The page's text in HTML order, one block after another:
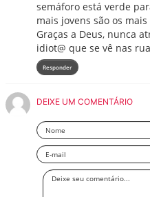
semáforo está verde
mais jovens são os
Graças a Deus, nunca
idiot@ que se vê nas
Responder
DEIXE UM COMENTÁRIO
Nome
Email
Deixe